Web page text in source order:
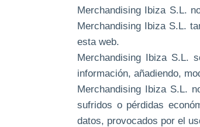
Merchandising Ibiza S.L.
Merchandising Ibiza S.L.
esta web.
Merchandising Ibiza S.L.
información, añadiendo,
Merchandising Ibiza S.L.
sufridos o pérdidas
datos, provocados por el